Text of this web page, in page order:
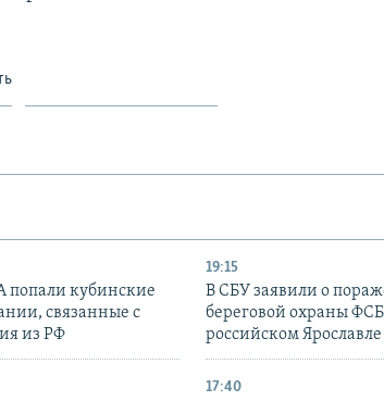
кубинские
связанные с
из РФ
19:15
В СБУ заявили о
береговой охраны
российском Ярославле
17:40